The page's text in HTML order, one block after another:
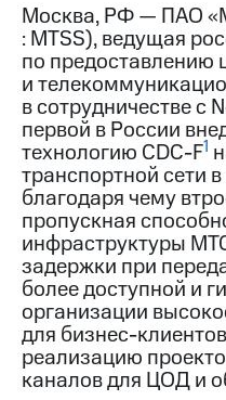
Медиа-центр
Пресс-
релизы
МТС
о технологиях
Достижения
Интервью
Финансовая
отчетность
Контакты
Новости
в
регионе
Москва, РФ — ПАО
: MTSS), ведущая
по
и
в сотрудничестве с
первой в России
технологию CDC-F1
транспортной сети
благодаря чему
пропускная
инфраструктуры
задержки при
более доступной и
организации
для бизнес-
реализацию
каналов для ЦОД и